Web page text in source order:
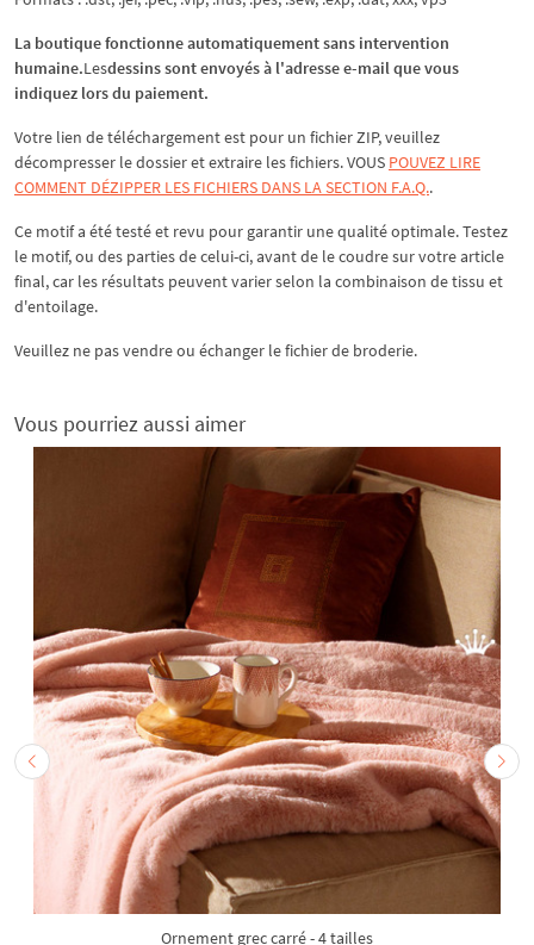
La boutique fonctionne automatiquement sans intervention
humaine.Lesdessins sont envoyés à l'adresse e-mail que vous
indiquez lors du paiement.
Votre lien de téléchargement est pour un fichier ZIP, veuillez
décompresser le dossier et extraire les fichiers. VOUS POUVEZ LIRE
COMMENT DÉZIPPER LES FICHIERS DANS LA SECTION F.A.Q..
Ce motif a été testé et revu pour garantir une qualité optimale. Testez
le motif, ou des parties de celui-ci, avant de le coudre sur votre article
final, car les résultats peuvent varier selon la combinaison de tissu et
d'entoilage.
Veuillez ne pas vendre ou échanger le fichier de broderie.
Vous pourriez aussi aimer
Ornement grec carré - 4 tailles